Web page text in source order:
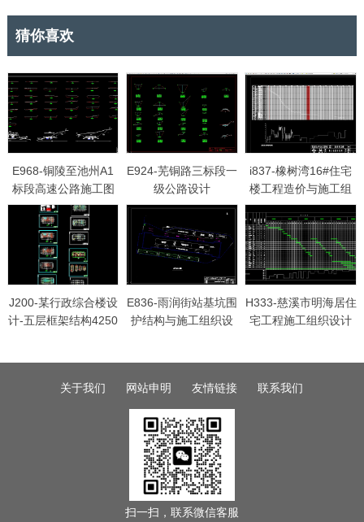
猜你喜欢
E968-铜陵至池州A1
标段高速公路施工图
设计
E924-芜铜路三标段一
级公路设计
i837-橡树湾16#住宅
楼工程造价与施工组
织设计
J200-某行政综合楼设
计-五层框架结构4250
E836-雨润街站基坑围
护结构与施工组织设
H333-慈溪市明海居住
宅工程施工组织设计
关于我们 网站申明 友情链接 联系我们
扫一扫，联系微信客服